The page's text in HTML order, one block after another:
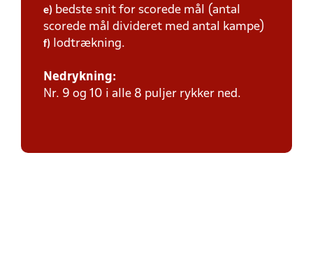
e) bedste snit for scorede mål (antal
scorede mål divideret med antal kampe)
f) lodtrækning.
Nedrykning:
Nr. 9 og 10 i alle 8 puljer rykker ned.